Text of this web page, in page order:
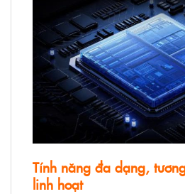
Tính năng đa dạng,
linh hoạt